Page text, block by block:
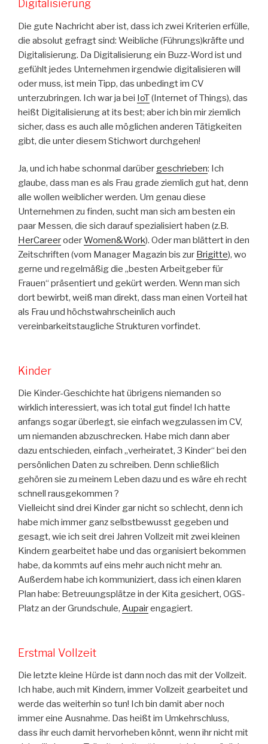
Digitalisierung
Die gute Nachricht aber ist, dass ich zwei Kriterien erfülle,
die absolut gefragt sind: Weibliche (Führungs)kräfte und
Digitalisierung. Da Digitalisierung ein Buzz-Word ist und
gefühlt jedes Unternehmen irgendwie digitalisieren will
oder muss, ist mein Tipp, das unbedingt im CV
unterzubringen. Ich war ja bei IoT(Internet of Things), das
heißt Digitalisierung at its best; aber ich bin mir ziemlich
sicher, dass es auch alle möglichen anderen Tätigkeiten
gibt, die unter diesem Stichwort durchgehen!
Ja, und ich habe schonmal darüber geschrieben: Ich
glaube, dass man es als Frau grade ziemlich gut hat, denn
alle wollen weiblicher werden. Um genau diese
Unternehmen zu finden, sucht man sich am besten ein
paar Messen, die sich darauf spezialisiert haben (z.B.
HerCareeroderWomen&Work). Oder man blättert in den
Zeitschriften (vom Manager Magazin bis zur Brigitte), wo
gerne und regelmäßig die „besten Arbeitgeber für
Frauen“ präsentiert und gekürt werden. Wenn man sich
dort bewirbt, weiß man direkt, dass man einen Vorteil hat
als Frau und höchstwahrscheinlich auch
vereinbarkeitstaugliche Strukturen vorfindet.
Kinder
Die Kinder-Geschichte hat übrigens niemanden so
wirklich interessiert, was ich total gut finde! Ich hatte
anfangs sogar überlegt, sie einfach wegzulassen im CV,
um niemanden abzuschrecken. Habe mich dann aber
dazu entschieden, einfach „verheiratet, 3 Kinder“ bei den
persönlichen Daten zu schreiben. Denn schließlich
gehören sie zu meinem Leben dazu und es wäre eh recht
schnell rausgekommen ?
Vielleicht sind drei Kinder gar nicht so schlecht, denn ich
habe mich immer ganz selbstbewusst gegeben und
gesagt, wie ich seit drei Jahren Vollzeit mit zwei kleinen
Kindern gearbeitet habe und das organisiert bekommen
habe, da kommts auf eins mehr auch nicht mehr an.
Außerdem habe ich kommuniziert, dass ich einen klaren
Plan habe: Betreuungsplätze in der Kita gesichert, OGS-
Platz an der Grundschule, Aupairengagiert.
Erstmal Vollzeit
Die letzte kleine Hürde ist dann noch das mit der Vollzeit.
Ich habe, auch mit Kindern, immer Vollzeit gearbeitet und
werde das weiterhin so tun! Ich bin damit aber noch
immer eine Ausnahme. Das heißt im Umkehrschluss,
dass ihr euch damit hervorheben könnt, wenn ihr nicht mit